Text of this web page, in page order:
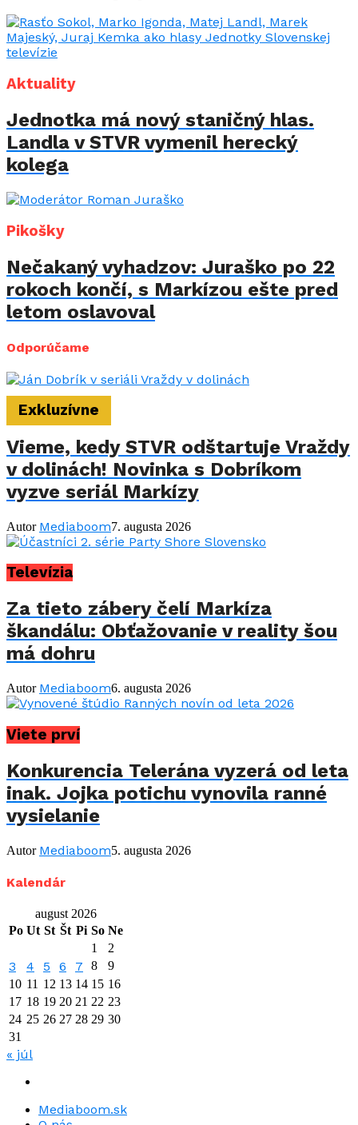
Aktuality
Jednotka má nový staničný hlas.
Landla v STVR vymenil herecký
kolega
Pikošky
Nečakaný vyhadzov: Juraško po 22
rokoch končí, s Markízou ešte pred
letom oslavoval
Odporúčame
Exkluzívne
Vieme, kedy STVR odštartuje Vraždy
v dolinách! Novinka s Dobríkom
vyzve seriál Markízy
Autor Mediaboom7. augusta 2026
Televízia
Za tieto zábery čelí Markíza
škandálu: Obťažovanie v reality šou
má dohru
Autor Mediaboom6. augusta 2026
Viete prví
Konkurencia Telerána vyzerá od leta
inak. Jojka potichu vynovila ranné
vysielanie
Autor Mediaboom5. augusta 2026
Kalendár
august 2026
Po Ut St Št Pi So Ne
1
2
3 4 5 6 7 8
9
10 11 12 13 14 15 16
17 18 19 20 21 22 23
24 25 26 27 28 29 30
31
« júl
Mediaboom.sk